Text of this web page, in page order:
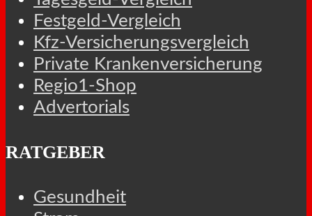
Festgeld-Vergleich
Kfz-Versicherungsvergleich
Private Krankenversicherung
Regio1-Shop
Advertorials
RATGEBER
Gesundheit